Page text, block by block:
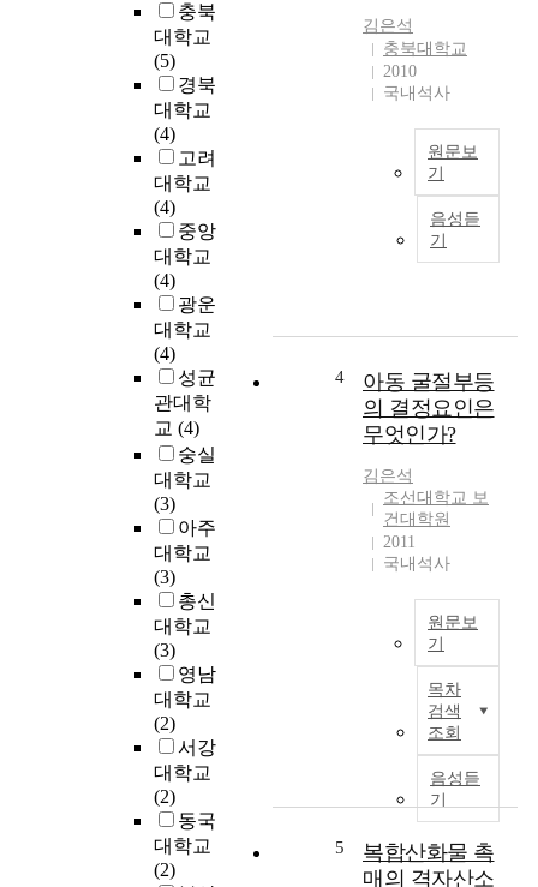
충북
대학교
(5)
경북
대학교
(4)
고려
대학교
(4)
중앙
대학교
(4)
광운
대학교
(4)
성균
관대학
교 (4)
숭실
대학교
(3)
아주
대학교
(3)
총신
대학교
(3)
영남
대학교
(2)
서강
대학교
(2)
동국
대학교
(2)
재
과
고
중
김은석
충북대학교
2010
국내석사
원문보
기
음성듣
기
l
u
4
아동 굴절부등
의 결정요인은
무엇인가?
김은석
조선대학교 보
건대학원
2011
국내석사
원문보
기
목차
검색
조회
음성듣
기
j
5
복합산화물 촉
매의 격자산소